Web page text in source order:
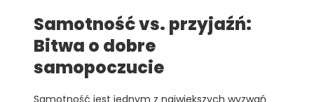
Samotność vs. przyjaźń:
Bitwa o dobre
samopoczucie